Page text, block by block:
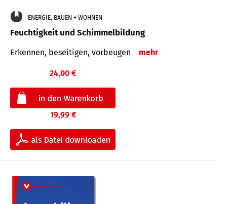
ENERGIE, BAUEN + WOHNEN
Feuchtigkeit und Schimmelbildung
Erkennen, beseitigen, vorbeugen mehr
24,00 €
19,99 €